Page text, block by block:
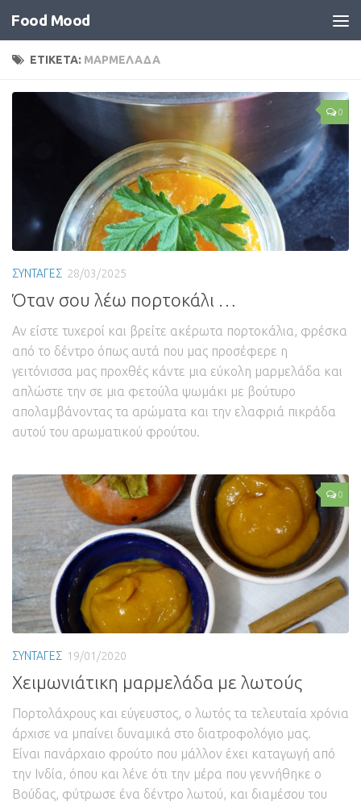
Food Mood
ΕΤΙΚΕΤΑ: ΜΑΡΜΕΛΑΔΑ
0
ΣΥΝΤΑΓΕΣ 28/03/2025
Όταν σου λέω πορτοκάλι …
Αν είστε τυχεροί και βρείτε ακέρωτα πορτοκάλια, φρέσκα
από το δέντρο όπως αυτά που μας προσέφερε η
γειτόνισσα μας προχθές κάντε μια εύκολη μαρμελάδα και
απλώστε την σε μια φετούλα ψωμάκι με βούτυρο
απολαμβάνοντας τα αρώματα και την ελαφριά πικράδα
αυτού του αρωματικού φρούτου.
0
ΣΥΝΤΑΓΕΣ 19/01/2020
Χειμωνιάτικη μαρμελάδα με λωτούς
Πορτολάχρους και εύγευστος, ο λωτός τα τελευταία χρόνια
άρχισε να μπαίνει δυναμικά στο διατροφολόγιο μας.
Είναι πανάρχαιο φρούτο που μάλλον έχει καταγωγή από
την Ινδία, όπου και λένε ότι την μέρα που γεννήθηκε ο
Βούδας, φύτρωσε ένα δέντρο λωτού, και διαμέσου του